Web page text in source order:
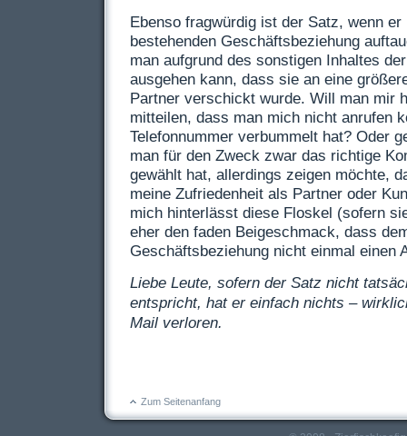
Ebenso fragwürdig ist der Satz, wenn
bestehenden Geschäftsbeziehung
man aufgrund des sonstigen Inhaltes
ausgehen kann, dass sie an eine
Partner verschickt wurde. Will man mir
mitteilen, dass man mich nicht anrufen
Telefonnummer verbummelt hat? Oder
man für den Zweck zwar das richtige
gewählt hat, allerdings zeigen möchte,
meine Zufriedenheit als Partner oder
mich hinterlässt diese Floskel (sofern
eher den faden Beigeschmack, dass
Geschäftsbeziehung nicht einmal einen
Liebe Leute, sofern der Satz nicht
entspricht, hat er einfach nichts –
Mail verloren.
Zum Seitenanfang